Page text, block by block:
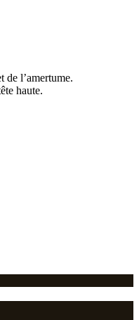
de l’amertume.
haute.